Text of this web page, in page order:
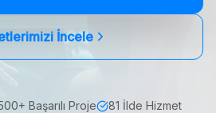
İncele
Başarılı Proje
81 İlde Hizmet